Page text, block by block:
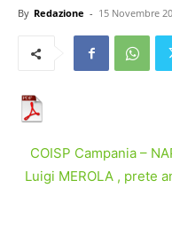
By Redazione - 15 Novembre
COISP Campania –
Luigi MEROLA , prete